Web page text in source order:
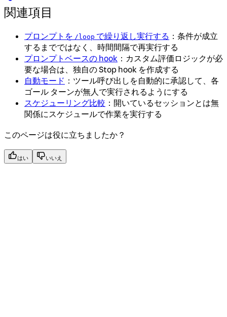
関連項目
プロンプトを /loop で繰り返し実行する ：条件が成立
するまでではなく、時間間隔で再実行する
プロンプトベースの hook ：カスタム評価ロジックが必
要な場合は、独自の Stop hook を作成する
自動モード ：ツール呼び出しを自動的に承認して、各
ゴール ターンが無人で実行されるようにする
スケジューリング比較 ：開いているセッションとは無
関係にスケジュールで作業を実行する
このページは役に立ちましたか？
はい いいえ